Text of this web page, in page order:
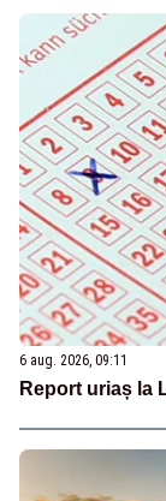
6 aug. 2026, 09:11
Report uriaș la